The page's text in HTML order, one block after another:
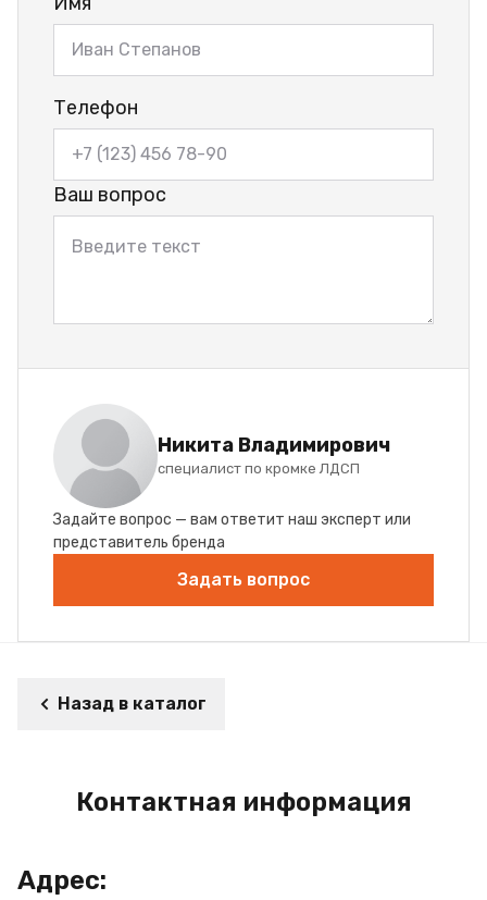
Телефон
Ваш вопрос
Никита Владимирович
специалист по кромке ЛДСП
Задайте вопрос — вам ответит наш эксперт или
представитель бренда
Задать вопрос
Назад в каталог
Контактная информация
Адрес: